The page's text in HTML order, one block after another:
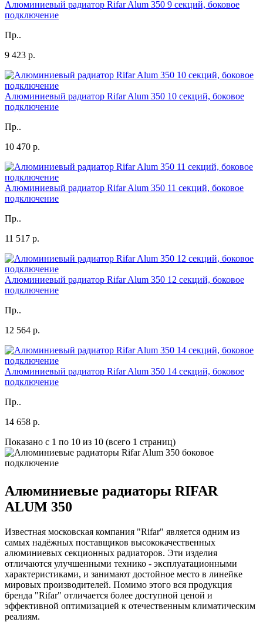
Алюминиевый радиатор Rifar Alum 350 9 секций, боковое
подключение
Пр..
9 423 р.
Алюминиевый радиатор Rifar Alum 350 10 секций, боковое
подключение
Пр..
10 470 р.
Алюминиевый радиатор Rifar Alum 350 11 секций, боковое
подключение
Пр..
11 517 р.
Алюминиевый радиатор Rifar Alum 350 12 секций, боковое
подключение
Пр..
12 564 р.
Алюминиевый радиатор Rifar Alum 350 14 секций, боковое
подключение
Пр..
14 658 р.
Показано с 1 по 10 из 10 (всего 1 страниц)
Алюминиевые радиаторы RIFAR
ALUM 350
Известная московская компания "Rifar" является одним из
самых надёжных поставщиков высококачественных
алюминиевых секционных радиаторов. Эти изделия
отличаются улучшенными технико - эксплуатационными
характеристиками, и занимают достойное место в линейке
мировых производителей. Помимо этого вся продукция
бренда "Rifar" отличается более доступной ценой и
эффективной оптимизацией к отечественным климатическим
реалиям.